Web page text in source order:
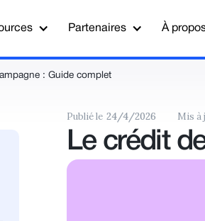
Partenaires À
: Guide complet
Publié le 24/4/2026 Mis à
Le crédit